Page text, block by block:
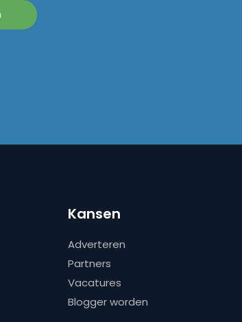
Kansen
Adverteren
Partners
Vacatures
Blogger worden